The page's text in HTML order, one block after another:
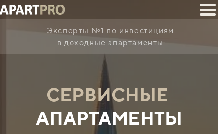
Эксперты №1 по инвестициям
в доходные апартаменты
СЕРВИСНЫЕ
АПАРТАМЕНТЫ